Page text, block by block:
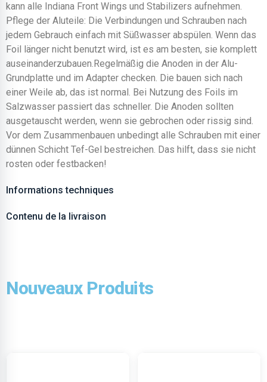
kann alle Indiana Front Wings und Stabilizers aufnehmen.
Pflege der Aluteile: Die Verbindungen und Schrauben nach
jedem Gebrauch einfach mit Süßwasser abspülen. Wenn das
Foil länger nicht benutzt wird, ist es am besten, sie komplett
auseinanderzubauen.Regelmäßig die Anoden in der Alu-
Grundplatte und im Adapter checken. Die bauen sich nach
einer Weile ab, das ist normal. Bei Nutzung des Foils im
Salzwasser passiert das schneller. Die Anoden sollten
ausgetauscht werden, wenn sie gebrochen oder rissig sind.
Vor dem Zusammenbauen unbedingt alle Schrauben mit einer
dünnen Schicht Tef-Gel bestreichen. Das hilft, dass sie nicht
rosten oder festbacken!
Informations techniques
Contenu de la livraison
Nouveaux Produits